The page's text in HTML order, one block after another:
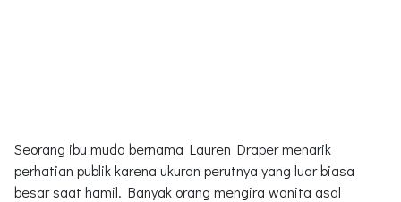
Seorang ibu muda bernama Lauren Draper menarik
perhatian publik karena ukuran perutnya yang luar biasa
besar saat hamil. Banyak orang mengira wanita asal